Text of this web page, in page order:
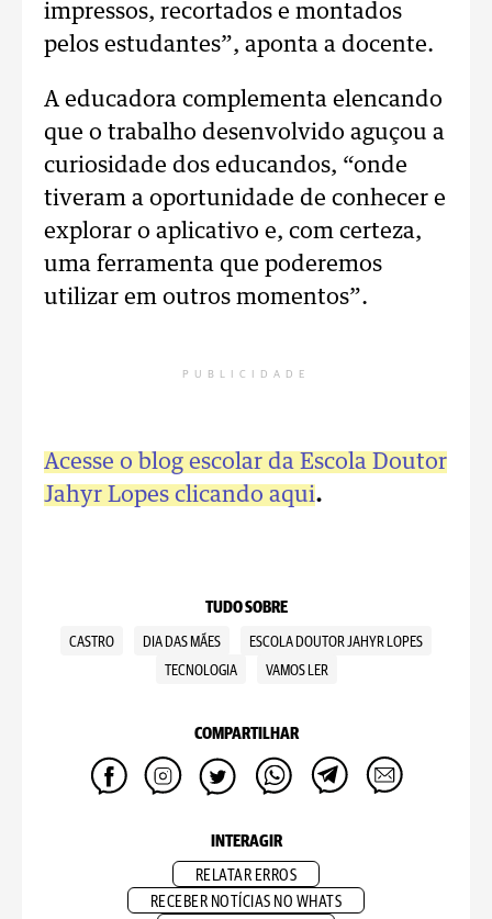
impressos, recortados e montados
pelos estudantes”, aponta a docente.
A educadora complementa elencando
que o trabalho desenvolvido aguçou a
curiosidade dos educandos, “onde
tiveram a oportunidade de conhecer e
explorar o aplicativo e, com certeza,
uma ferramenta que poderemos
utilizar em outros momentos”.
PUBLICIDADE
Acesse o blog escolar da Escola Doutor
Jahyr Lopes clicando aqui.
TUDO SOBRE
CASTRO DIA DAS MÃES
ESCOLA DOUTOR JAHYR LOPES
TECNOLOGIA
VAMOS LER
COMPARTILHAR
INTERAGIR
RELATAR ERROS
RECEBER NOTÍCIAS NO WHATS